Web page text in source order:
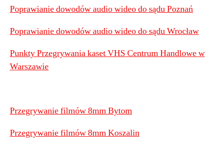
Poprawianie dowodów audio wideo do sądu Poznań
Poprawianie dowodów audio wideo do sądu Wrocław
Punkty Przegrywania kaset VHS Centrum Handlowe w
Warszawie
Przegrywanie filmów 8mm Bytom
Przegrywanie filmów 8mm Koszalin